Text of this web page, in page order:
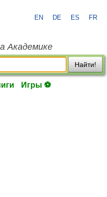
EN DE ES FR
Академике
Найти!
Игры ⚽